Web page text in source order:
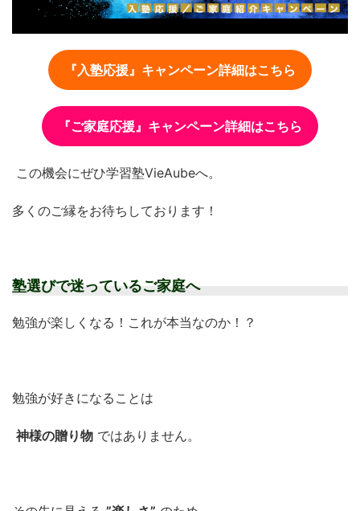
『入塾応援』キャンペーン詳細はこちら
『ご家庭応援』キャンペーン詳細はこちら
この機会にぜひ学習塾VieAubeへ。
多くのご縁をお待ちしております！
塾選びで迷っているご家庭へ
勉強が楽しくなる！これが本当なのか！？
勉強が好きになることは
神様の贈り物 ではありません。